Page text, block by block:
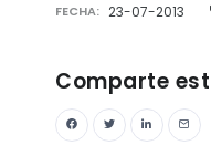
INFOPLAGAS
EXPOCIDA
FECHA: 23-07-2013
Comparte